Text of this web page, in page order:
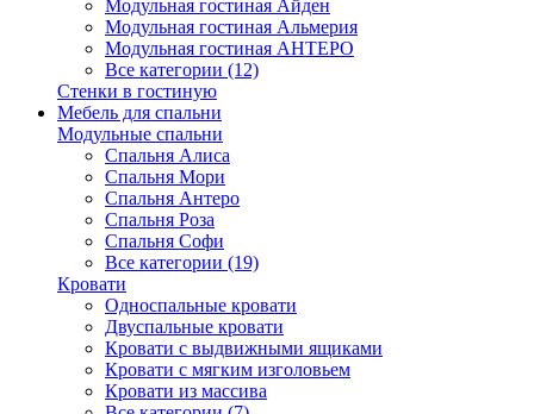
Модульная гостиная Айден
Модульная гостиная Альмерия
Модульная гостиная АНТЕРО
Все категории (12)
Стенки в гостиную
Мебель для спальни
Модульные спальни
Спальня Алиса
Спальня Мори
Спальня Антеро
Спальня Роза
Спальня Софи
Все категории (19)
Кровати
Односпальные кровати
Двуспальные кровати
Кровати с выдвижными ящиками
Кровати с мягким изголовьем
Кровати из массива